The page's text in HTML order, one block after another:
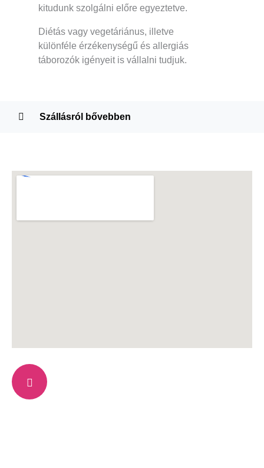
kitudunk szolgálni előre egyeztetve.
Diétás vagy vegetáriánus, illetve
különféle érzékenységű és allergiás
táborozók igényeit is vállalni tudjuk.
Szállásról bővebben